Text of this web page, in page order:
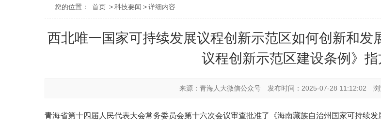
您的位置： 首页 >科技要闻 >详细内容
西北唯一国家可持续发展议程创新示范区如何创新和发
议程创新示范区建设条例》
来源：青海人大微信公众号 发布时间：2025-07-28 11:12:02
青海省第十四届人民代表大会常务委员会第十六次会议审查批准了《海南藏族自治州国家可持续